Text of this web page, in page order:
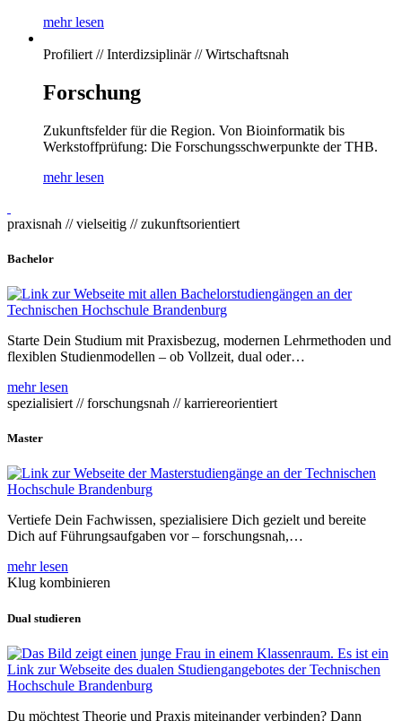
mehr lesen
Profiliert // Interdizsiplinär // Wirtschaftsnah
Forschung
Zukunftsfelder für die Region. Von Bioinformatik bis
Werkstoffprüfung: Die Forschungsschwerpunkte der THB.
mehr lesen
praxisnah // vielseitig // zukunftsorientiert
Bachelor
Starte Dein Studium mit Praxisbezug, modernen Lehrmethoden und
flexiblen Studienmodellen – ob Vollzeit, dual oder…
mehr lesen
spezialisiert // forschungsnah // karriereorientiert
Master
Vertiefe Dein Fachwissen, spezialisiere Dich gezielt und bereite
Dich auf Führungsaufgaben vor – forschungsnah,…
mehr lesen
Klug kombinieren
Dual studieren
Du möchtest Theorie und Praxis miteinander verbinden? Dann